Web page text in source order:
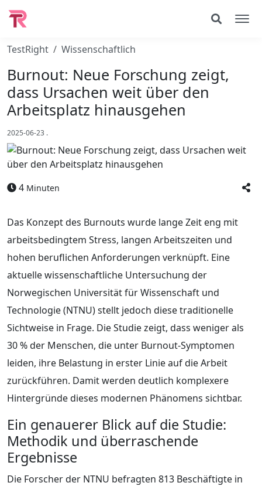
TestRight Wissenschaftlich
Burnout: Neue Forschung zeigt,
dass Ursachen weit über den
Arbeitsplatz hinausgehen
2025-06-23 .
4 Minuten
Das Konzept des Burnouts wurde lange Zeit eng mit
arbeitsbedingtem Stress, langen Arbeitszeiten und
hohen beruflichen Anforderungen verknüpft. Eine
aktuelle wissenschaftliche Untersuchung der
Norwegischen Universität für Wissenschaft und
Technologie (NTNU) stellt jedoch diese traditionelle
Sichtweise in Frage. Die Studie zeigt, dass weniger als
30 % der Menschen, die unter Burnout-Symptomen
leiden, ihre Belastung in erster Linie auf die Arbeit
zurückführen. Damit werden deutlich komplexere
Hintergründe dieses modernen Phänomens sichtbar.
Ein genauerer Blick auf die Studie:
Methodik und überraschende
Ergebnisse
Die Forscher der NTNU befragten 813 Beschäftigte in